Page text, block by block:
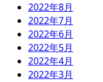
2022年8月
2022年7月
2022年6月
2022年5月
2022年4月
2022年3月